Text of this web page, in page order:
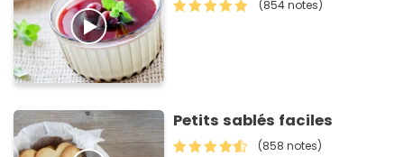
(854 notes)
Petits sablés faciles
(858 notes)